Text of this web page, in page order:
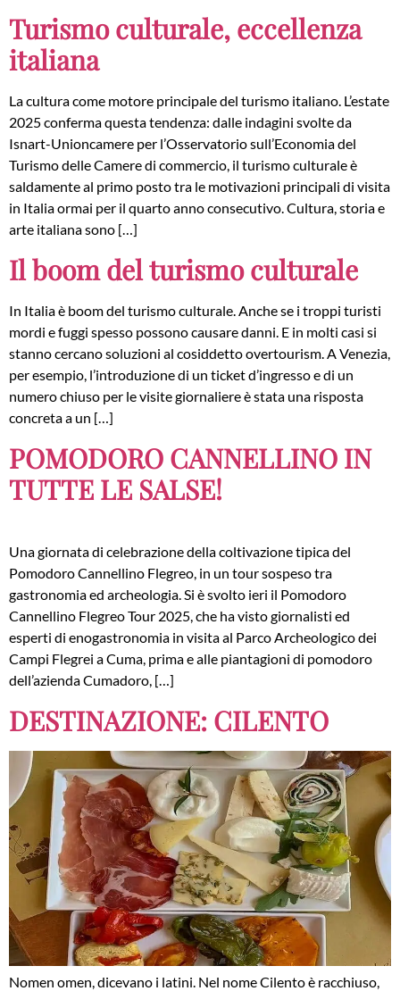
Turismo culturale, eccellenza
italiana
La cultura come motore principale del turismo italiano. L’estate
2025 conferma questa tendenza: dalle indagini svolte da
Isnart-Unioncamere per l’Osservatorio sull’Economia del
Turismo delle Camere di commercio, il turismo culturale è
saldamente al primo posto tra le motivazioni principali di visita
in Italia ormai per il quarto anno consecutivo. Cultura, storia e
arte italiana sono […]
Il boom del turismo culturale
In Italia è boom del turismo culturale. Anche se i troppi turisti
mordi e fuggi spesso possono causare danni. E in molti casi si
stanno cercano soluzioni al cosiddetto overtourism. A Venezia,
per esempio, l’introduzione di un ticket d’ingresso e di un
numero chiuso per le visite giornaliere è stata una risposta
concreta a un […]
POMODORO CANNELLINO IN
TUTTE LE SALSE!
Una giornata di celebrazione della coltivazione tipica del
Pomodoro Cannellino Flegreo, in un tour sospeso tra
gastronomia ed archeologia. Si è svolto ieri il Pomodoro
Cannellino Flegreo Tour 2025, che ha visto giornalisti ed
esperti di enogastronomia in visita al Parco Archeologico dei
Campi Flegrei a Cuma, prima e alle piantagioni di pomodoro
dell’azienda Cumadoro, […]
DESTINAZIONE: CILENTO
Nomen omen, dicevano i latini. Nel nome Cilento è racchiuso,